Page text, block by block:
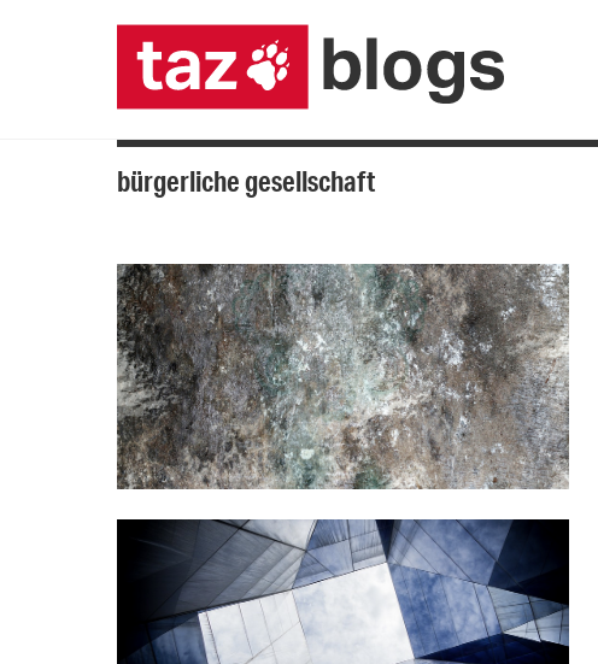
bürgerliche gesellschaft